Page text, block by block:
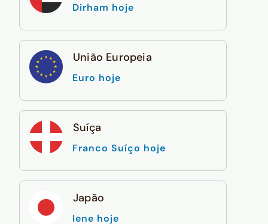
Dirham hoje
União Europeia
Euro hoje
Suíça
Franco Suíço hoje
Japão
Iene hoje